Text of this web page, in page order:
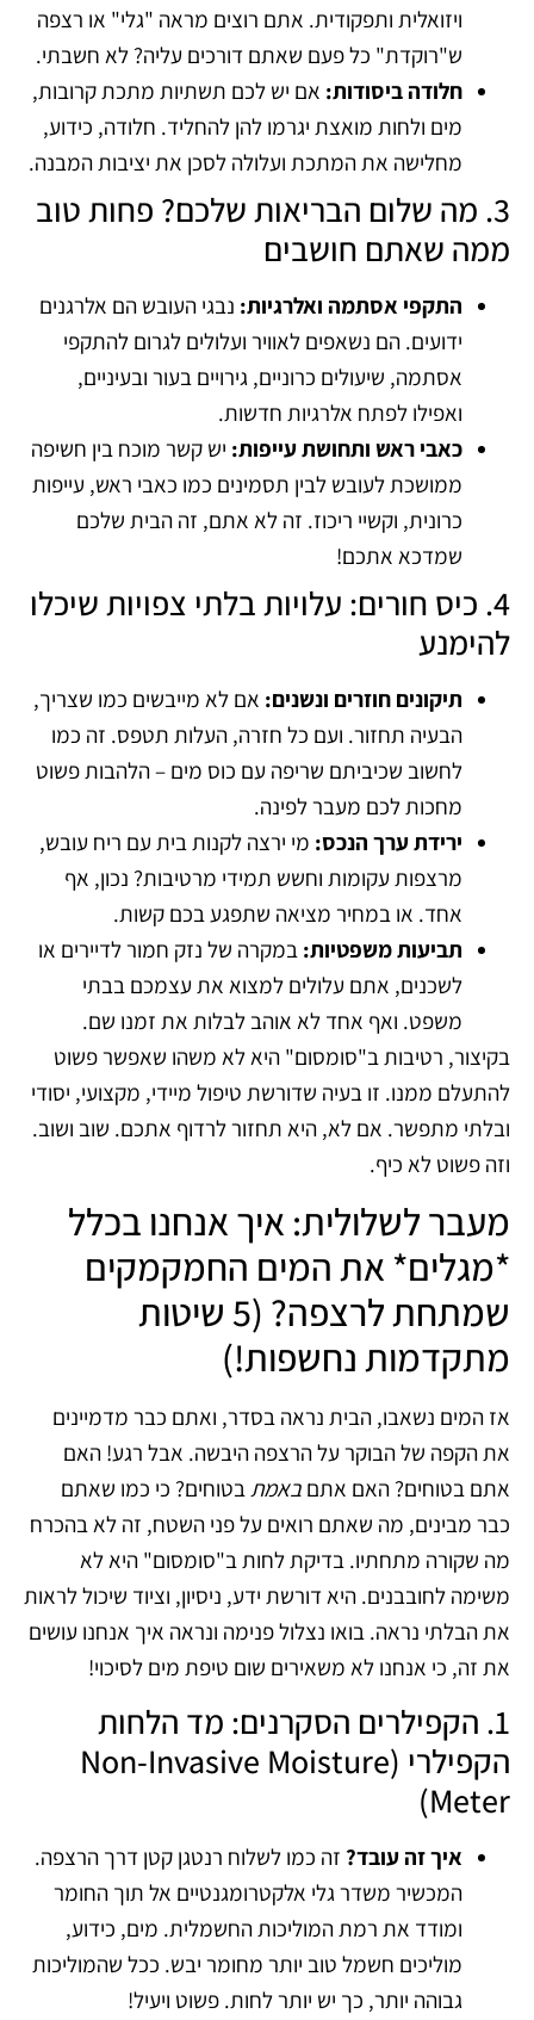
ויזואלית ותפקודית. אתם רוצים מראה "גלי" או רצפה
ש"רוקדת" כל פעם שאתם דורכים עליה? לא חשבתי.
חלודה ביסודות: אם יש לכם תשתיות מתכת קרובות,
מים ולחות מואצת יגרמו להן להחליד. חלודה, כידוע,
מחלישה את המתכת ועלולה לסכן את יציבות המבנה.
3. מה שלום הבריאות שלכם? פחות טוב
ממה שאתם חושבים
התקפי אסתמה ואלרגיות: נבגי העובש הם אלרגנים
ידועים. הם נשאפים לאוויר ועלולים לגרום להתקפי
אסתמה, שיעולים כרוניים, גירויים בעור ובעיניים,
ואפילו לפתח אלרגיות חדשות.
כאבי ראש ותחושת עייפות: יש קשר מוכח בין חשיפה
ממושכת לעובש לבין תסמינים כמו כאבי ראש, עייפות
כרונית, וקשיי ריכוז. זה לא אתם, זה הבית שלכם
שמדכא אתכם!
4. כיס חורים: עלויות בלתי צפויות שיכלו
להימנע
תיקונים חוזרים ונשנים: אם לא מייבשים כמו שצריך,
הבעיה תחזור. ועם כל חזרה, העלות תטפס. זה כמו
לחשוב שכיביתם שריפה עם כוס מים – הלהבות פשוט
מחכות לכם מעבר לפינה.
ירידת ערך הנכס: מי ירצה לקנות בית עם ריח עובש,
מרצפות עקומות וחשש תמידי מרטיבות? נכון, אף
אחד. או במחיר מציאה שתפגע בכם קשות.
תביעות משפטיות: במקרה של נזק חמור לדיירים או
לשכנים, אתם עלולים למצוא את עצמכם בבתי
משפט. ואף אחד לא אוהב לבלות את זמנו שם.
בקיצור, רטיבות ב"סומסום" היא לא משהו שאפשר פשוט
להתעלם ממנו. זו בעיה שדורשת טיפול מיידי, מקצועי, יסודי
ובלתי מתפשר. אם לא, היא תחזור לרדוף אתכם. שוב ושוב.
וזה פשוט לא כיף.
מעבר לשלולית: איך אנחנו בכלל
*מגלים* את המים החמקמקים
שמתחת לרצפה? (5 שיטות
מתקדמות נחשפות!)
אז המים נשאבו, הבית נראה בסדר, ואתם כבר מדמיינים
את הקפה של הבוקר על הרצפה היבשה. אבל רגע! האם
אתם בטוחים? האם אתם באמתבטוחים? כי כמו שאתם
כבר מבינים, מה שאתם רואים על פני השטח, זה לא בהכרח
מה שקורה מתחתיו. בדיקת לחות ב"סומסום" היא לא
משימה לחובבנים. היא דורשת ידע, ניסיון, וציוד שיכול לראות
את הבלתי נראה. בואו נצלול פנימה ונראה איך אנחנו עושים
את זה, כי אנחנו לא משאירים שום טיפת מים לסיכוי!
1. הקפילרים הסקרנים: מד הלחות
הקפילרי (Non-Invasive Moisture
Meter)
איך זה עובד? זה כמו לשלוח רנטגן קטן דרך הרצפה.
המכשיר משדר גלי אלקטרומגנטיים אל תוך החומר
ומודד את רמת המוליכות החשמלית. מים, כידוע,
מוליכים חשמל טוב יותר מחומר יבש. ככל שהמוליכות
גבוהה יותר, כך יש יותר לחות. פשוט ויעיל!